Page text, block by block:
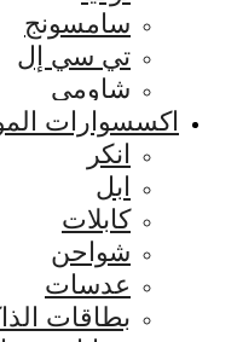
سامسونج
تي سي إل
شاومي
اكسسوارات
انكر
ابل
كابلات
شواحن
عدسات
بطاقات